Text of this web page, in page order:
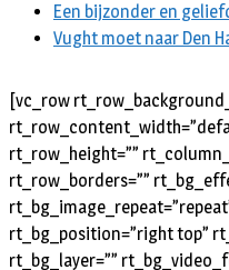
Een bijzonder en
Vught moet naar Den
[vc_row
rt_row_height=””
rt_row_borders=””
rt_bg_position=”right top”
rt_bg_layer=””